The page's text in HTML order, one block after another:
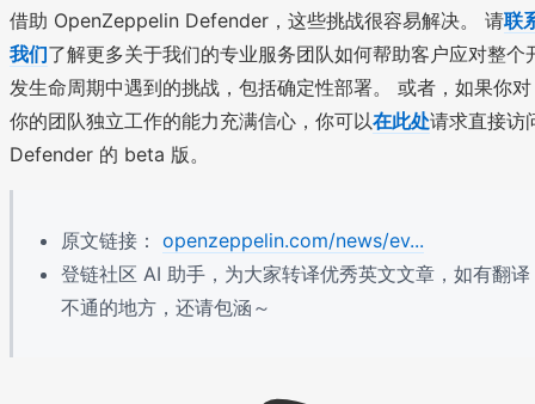
借助 OpenZeppelin Defender，这些挑战很容易解决。 请联
我们了解更多关于我们的专业服务团队如何帮助客户应对整个
发生命周期中遇到的挑战，包括确定性部署。 或者，如果你对
你的团队独立工作的能力充满信心，你可以在此处请求直接访
Defender 的 beta 版。
原文链接： openzeppelin.com/news/ev...
登链社区 AI 助手，为大家转译优秀英文文章，如有翻译
不通的地方，还请包涵～